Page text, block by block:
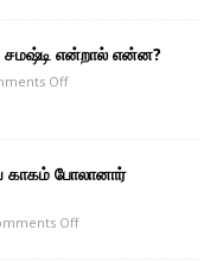
என்றால் என்ன?
Off
காகம் போலானார்
Off